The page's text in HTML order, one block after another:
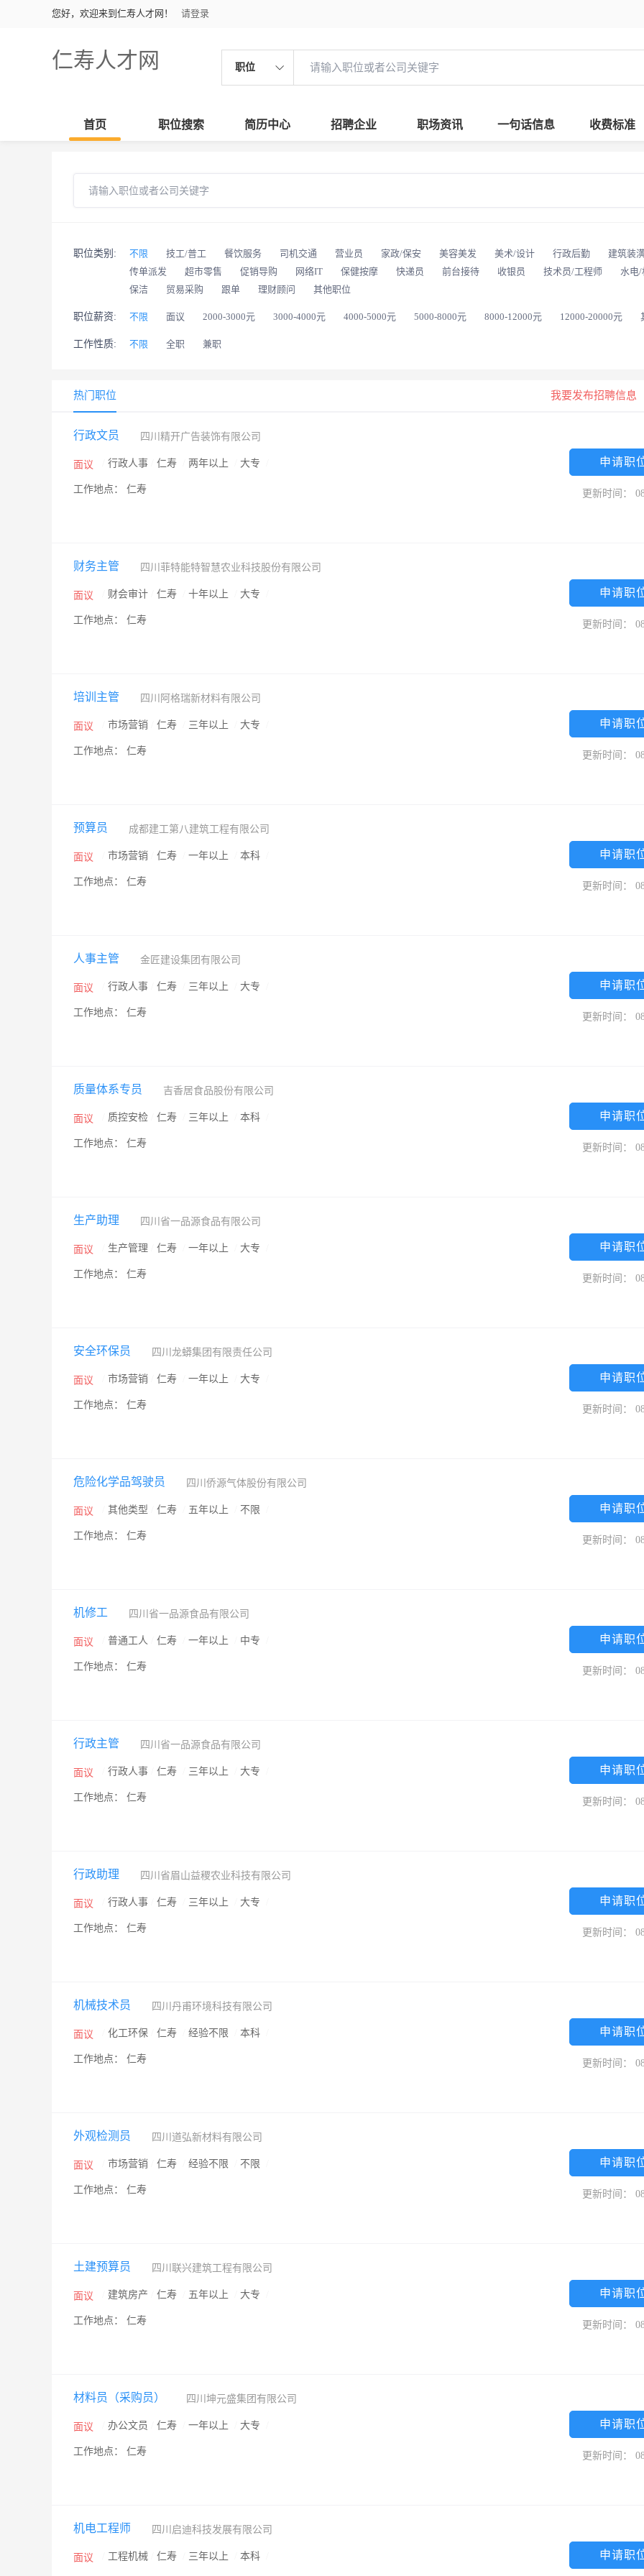
您好，欢迎来到仁寿人才网！ 请登录
仁寿人才网 职位
首页 职位搜索 简历中心 招聘企业 职场资讯 一句话信息 收费标准
职位类别: 不限 技工/普工 餐饮服务 司机交通 营业员 家政/保安 美容美发 美术/设计 行政后勤 建筑装
传单派发
超市零售 促销导购 网络IT 保健按摩 快递员 前台接待 收银员 技术员/工程师 水电/
保洁
贸易采购 跟单 理财顾问 其他职位
职位薪资: 不限 面议 2000-3000元 3000-4000元 4000-5000元 5000-8000元 8000-12000元 12000-20000元
工作性质: 不限 全职 兼职
热门职位 我要发布招聘信息
行政文员 四川精开广告装饰有限公司
面议 行政人事 仁寿 两年以上 大专
工作地点： 仁寿
申请职
更新时间：
财务主管 四川菲特能特智慧农业科技股份有限公司
面议 财会审计 仁寿 十年以上 大专
工作地点： 仁寿
申请职
更新时间：
培训主管 四川阿格瑞新材料有限公司
面议 市场营销 仁寿 三年以上 大专
工作地点： 仁寿
申请职
更新时间：
预算员 成都建工第八建筑工程有限公司
面议 市场营销 仁寿 一年以上 本科
工作地点： 仁寿
申请职
更新时间：
人事主管 金匠建设集团有限公司
面议 行政人事 仁寿 三年以上 大专
工作地点： 仁寿
申请职
更新时间：
质量体系专员 吉香居食品股份有限公司
面议 质控安检 仁寿 三年以上 本科
工作地点： 仁寿
申请职
更新时间：
生产助理 四川省一品源食品有限公司
面议 生产管理 仁寿 一年以上 大专
工作地点： 仁寿
申请职
更新时间：
安全环保员 四川龙蟒集团有限责任公司
面议 市场营销 仁寿 一年以上 大专
工作地点： 仁寿
申请职
更新时间：
危险化学品驾驶员 四川侨源气体股份有限公司
面议 其他类型 仁寿 五年以上 不限
工作地点： 仁寿
申请职
更新时间：
机修工 四川省一品源食品有限公司
面议 普通工人 仁寿 一年以上 中专
工作地点： 仁寿
申请职
更新时间：
行政主管 四川省一品源食品有限公司
面议 行政人事 仁寿 三年以上 大专
工作地点： 仁寿
申请职
更新时间：
行政助理 四川省眉山益稷农业科技有限公司
面议 行政人事 仁寿 三年以上 大专
工作地点： 仁寿
申请职
更新时间：
机械技术员 四川丹甫环境科技有限公司
面议 化工环保 仁寿 经验不限 本科
工作地点： 仁寿
申请职
更新时间：
外观检测员 四川道弘新材料有限公司
面议 市场营销 仁寿 经验不限 不限
工作地点： 仁寿
申请职
更新时间：
土建预算员 四川联兴建筑工程有限公司
面议 建筑房产 仁寿 五年以上 大专
工作地点： 仁寿
申请职
更新时间：
材料员（采购员） 四川坤元盛集团有限公司
面议 办公文员 仁寿 一年以上 大专
工作地点： 仁寿
申请职
更新时间：
机电工程师 四川启迪科技发展有限公司
面议 工程机械 仁寿 三年以上 本科 申请职